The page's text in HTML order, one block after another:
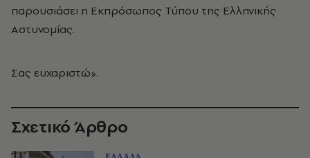
παρουσιάσει η Εκπρόσωπος Τύπου της Ελληνικής
Αστυνομίας.
Σας ευχαριστώ».
Σχετικό Άρθρο